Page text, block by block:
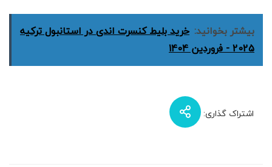
بیشتر بخوانید: خرید بلیط کنسرت اندی در استانبول ترکیه
2025 - فروردین 1404
اشتراک گذاری: